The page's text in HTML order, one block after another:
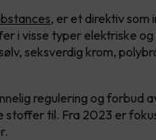
, er et direktiv
i visse typer elektriske
seksverdig krom,
regulering og forbud
stoffer til. Fra 2023 er